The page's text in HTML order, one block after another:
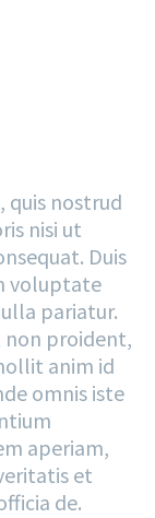
quis nostrud
nisi ut
Duis
voluptate
pariatur.
non proident,
anim id
omnis iste
aperiam,
et
de.